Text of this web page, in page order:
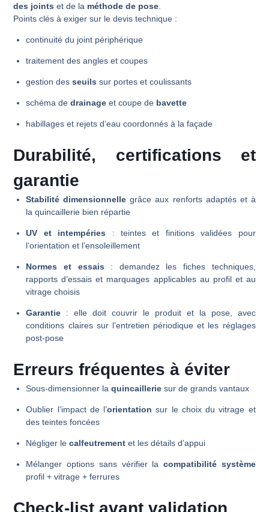
des joints et de la méthode de pose
Points clés à exiger sur le devis technique :
continuité du joint périphérique
traitement des angles et coupes
gestion desseuils sur portes et coulissants
schéma dedrainage et coupe de bavette
habillages et rejets d’eau coordonnés à la façade
Durabilité, certifications et
garantie
Stabilité dimensionnelle grâce aux renforts adaptés et à
la quincaillerie bien répartie
UV et intempéries : teintes et finitions validées pour
l’orientation et l’ensoleillement
Normes et essais : demandez les fiches techniques,
rapports d’essais et marquages applicables au profil et au
vitrage choisis
Garantie : elle doit couvrir le produit et la pose, avec
conditions claires sur l’entretien périodique et les réglages
post-pose
Erreurs fréquentes à éviter
Sous-dimensionner laquincaillerie sur de grands vantaux
Oublier l’impact de l’orientation sur le choix du vitrage et
des teintes foncées
Négliger lecalfeutrement et les détails d’appui
Mélanger options sans vérifier la compatibilité système
profil + vitrage + ferrures
Check-list avant validation